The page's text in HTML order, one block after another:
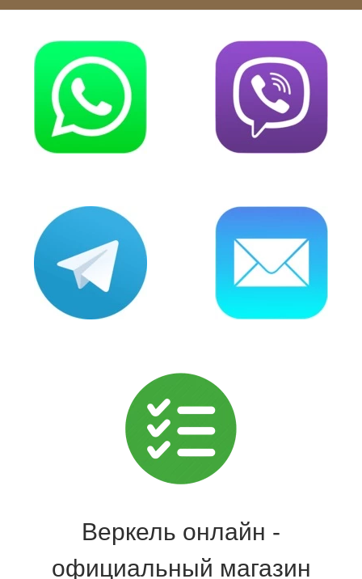
Веркель онлайн -
официальный магазин